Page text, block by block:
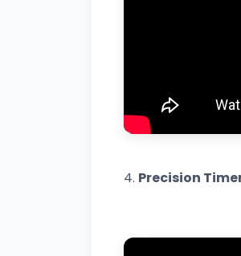
4. Precision